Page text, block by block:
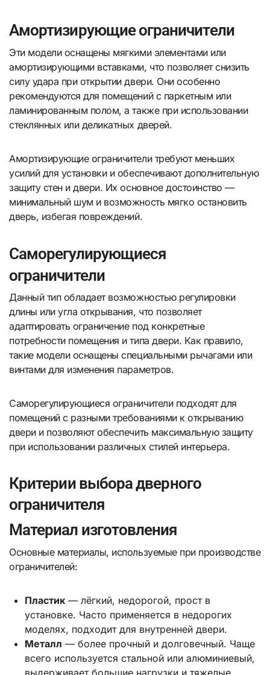
Амортизирующие ограничители
Эти модели оснащены мягкими элементами или
амортизирующими вставками, что позволяет снизить
силу удара при открытии двери. Они особенно
рекомендуются для помещений с паркетным или
ламинированным полом, а также при использовании
стеклянных или деликатных дверей.
Амортизирующие ограничители требуют меньших
усилий для установки и обеспечивают дополнительную
защиту стен и двери. Их основное достоинство —
минимальный шум и возможность мягко остановить
дверь, избегая повреждений.
Саморегулирующиеся
ограничители
Данный тип обладает возможностью регулировки
длины или угла открывания, что позволяет
адаптировать ограничение под конкретные
потребности помещения и типа двери. Как правило,
такие модели оснащены специальными рычагами или
винтами для изменения параметров.
Саморегулирующиеся ограничители подходят для
помещений с разными требованиями к открыванию
двери и позволяют обеспечить максимальную защиту
при использовании различных стилей интерьера.
Критерии выбора дверного
ограничителя
Материал изготовления
Основные материалы, используемые при производстве
ограничителей:
Пластик— лёгкий, недорогой, прост в
установке. Часто применяется в недорогих
моделях, подходит для внутренней двери.
Металл — более прочный и долговечный. Чаще
всего используется стальной или алюминиевый,
выдерживает большие нагрузки и тяжелые